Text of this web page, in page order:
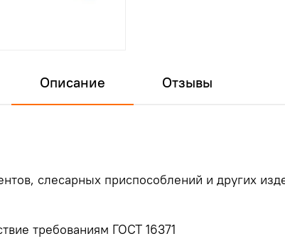
Описание Отзывы
слесарных приспособлений и других
требованиям ГОСТ 16371